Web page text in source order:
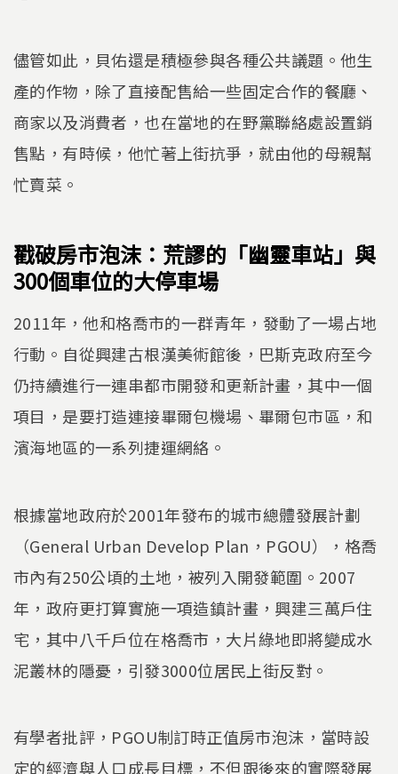
儘管如此，貝佑還是積極參與各種公共議題。他生
產的作物，除了直接配售給一些固定合作的餐廳、
商家以及消費者，也在當地的在野黨聯絡處設置銷
售點，有時候，他忙著上街抗爭，就由他的母親幫
忙賣菜。
戳破房市泡沫：荒謬的「幽靈車站」與
300個車位的大停車場
2011年，他和格喬市的一群青年，發動了一場占地
行動。自從興建古根漢美術館後，巴斯克政府至今
仍持續進行一連串都市開發和更新計畫，其中一個
項目，是要打造連接畢爾包機場、畢爾包市區，和
濱海地區的一系列捷運網絡。
根據當地政府於2001年發布的城市總體發展計劃
（General Urban Develop Plan，PGOU），格喬
市內有250公頃的土地，被列入開發範圍。2007
年，政府更打算實施一項造鎮計畫，興建三萬戶住
宅，其中八千戶位在格喬市，大片綠地即將變成水
泥叢林的隱憂，引發3000位居民上街反對。
有學者批評，PGOU制訂時正值房市泡沫，當時設
定的經濟與人口成長目標，不但跟後來的實際發展